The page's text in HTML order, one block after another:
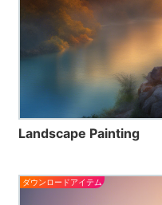
Landscape Painting
ダウンロードアイテム